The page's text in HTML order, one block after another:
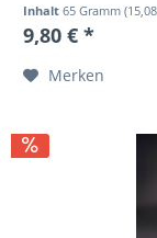
Inhalt65 Gramm
9,80 € *
Merken